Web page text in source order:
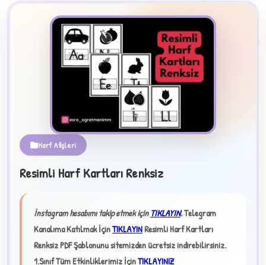
✧
Harf Afişleri
Resimli Harf Kartları Renksiz
İnstagram hesabımı takip etmek içinTIKLAYIN.Telegram
Kanalıma Katılmak İçinTIKLAYINResimli Harf Kartları
Renksiz PDF Şablonunu sitemizden ücretsiz indirebilirsiniz.
1.Sınıf Tüm Etkinliklerimiz İçinTIKLAYINIZ